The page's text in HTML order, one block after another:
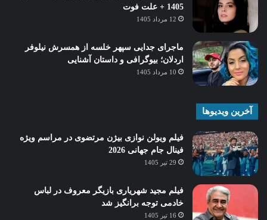
1405 + علت فوت
12 مرداد 1405
ماجرای جدایی سپهر خلسه از همسرش نیلوفر
اردلان؛ بیوگرافی و داستان آشنایی
10 مرداد 1405
آخرین ویدیوها
فیلم ویولن نوازی بیژن مرتضوی در مراسم ویژه
فینال جام جهانی 2026
29 تیر 1405
فیلم مجید شهریاری بازیگر معروف در لباس
خادمی توجه برانگیز شد
16 تیر 1405